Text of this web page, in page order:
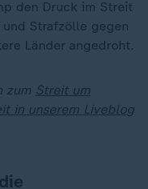
den Druck im Streit
Strafzölle gegen
Länder angedroht.
zum Streit um
in unserem Liveblog